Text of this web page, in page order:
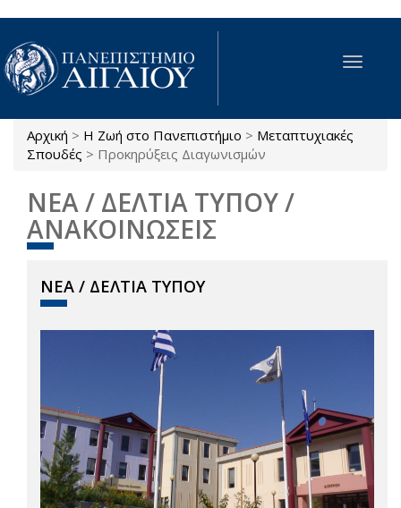
Παράκαμψη προς το κυρίως περιεχόμενο
Toggle
Είστε εδώ
Αρχική > Η Ζωή στο Πανεπιστήμιο > Μεταπτυχιακές
Σπουδές > Προκηρύξεις Διαγωνισμών
ΝΕΑ / ΔΕΛΤΙΑ ΤΥΠΟΥ /
ΑΝΑΚΟΙΝΩΣΕΙΣ
ΝΕΑ / ΔΕΛΤΙΑ ΤΥΠΟΥ